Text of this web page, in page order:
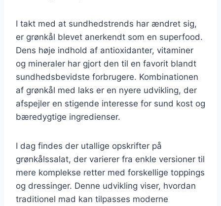
I takt med at sundhedstrends har ændret sig,
er grønkål blevet anerkendt som en superfood.
Dens høje indhold af antioxidanter, vitaminer
og mineraler har gjort den til en favorit blandt
sundhedsbevidste forbrugere. Kombinationen
af grønkål med laks er en nyere udvikling, der
afspejler en stigende interesse for sund kost og
bæredygtige ingredienser.
I dag findes der utallige opskrifter på
grønkålssalat, der varierer fra enkle versioner til
mere komplekse retter med forskellige toppings
og dressinger. Denne udvikling viser, hvordan
traditionel mad kan tilpasses moderne